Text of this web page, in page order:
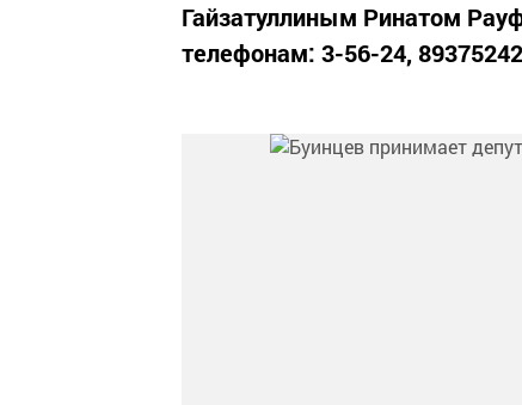
Гайзатуллиным Ринатом
телефонам: 3-56-24,